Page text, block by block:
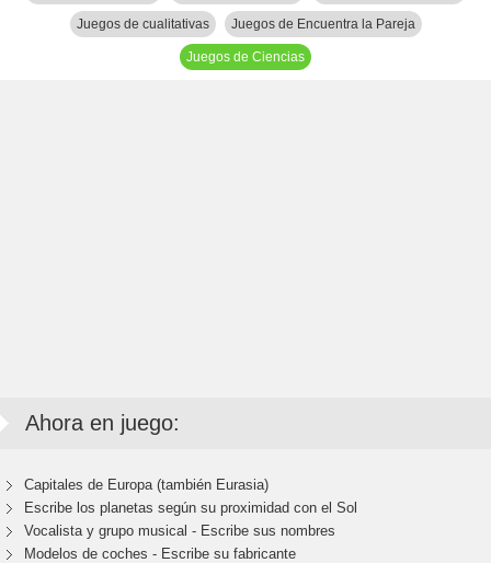
Juegos de cualitativas Juegos de Encuentra la Pareja
Juegos de Ciencias
Ahora en juego:
Capitales de Europa (también Eurasia)
Escribe los planetas según su proximidad con el Sol
Vocalista y grupo musical - Escribe sus nombres
Modelos de coches - Escribe su fabricante